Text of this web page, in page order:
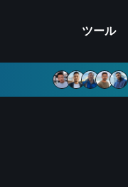
ツール